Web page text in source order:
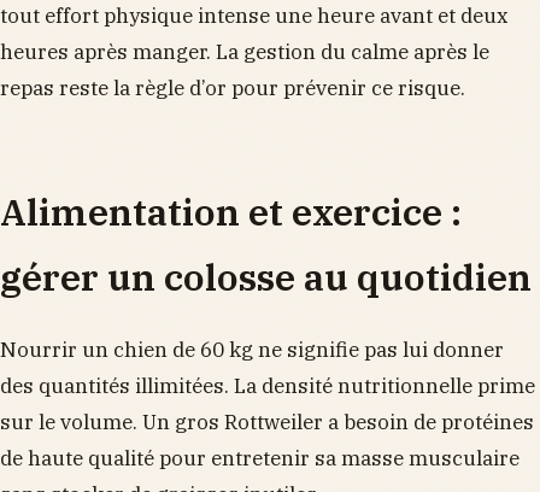
tout effort physique intense une heure avant et deux
heures après manger. La gestion du calme après le
repas reste la règle d’or pour prévenir ce risque.
Alimentation et exercice :
gérer un colosse au quotidien
Nourrir un chien de 60 kg ne signifie pas lui donner
des quantités illimitées. La densité nutritionnelle prime
sur le volume. Un gros Rottweiler a besoin de protéines
de haute qualité pour entretenir sa masse musculaire